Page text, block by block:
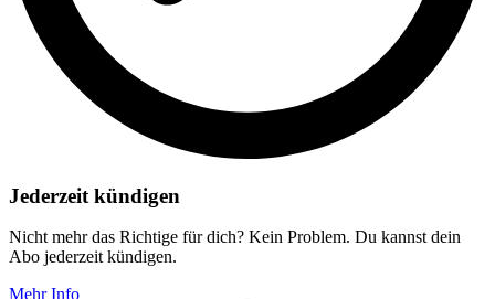
Jederzeit kündigen
Nicht mehr das Richtige für dich? Kein Problem. Du kannst dein
Abo jederzeit kündigen.
Mehr Info